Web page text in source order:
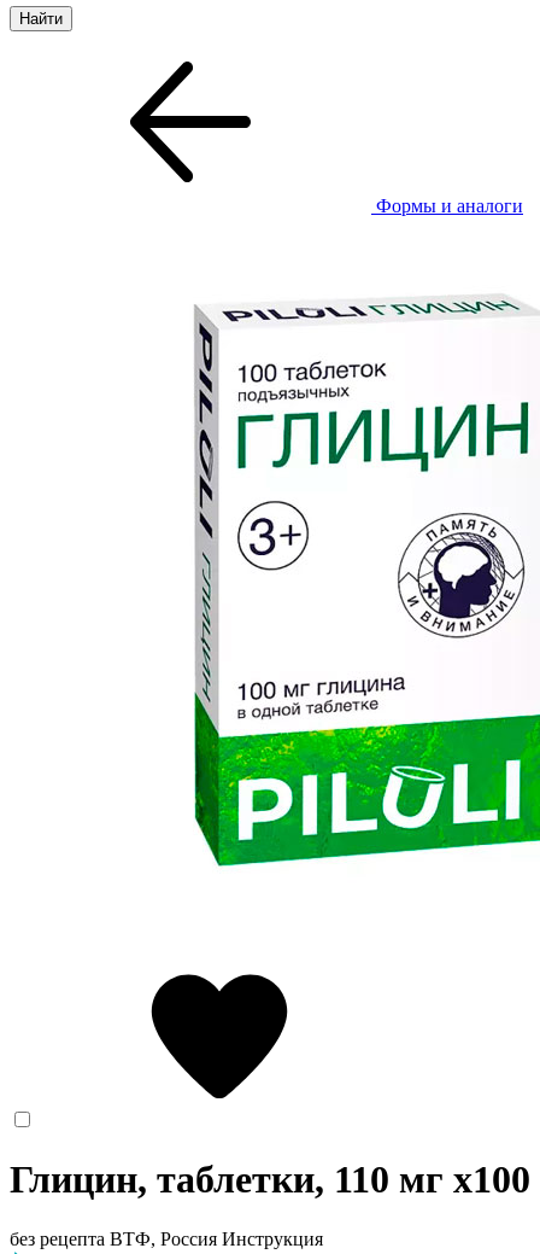
Формы и аналоги
Глицин, таблетки, 110 мг x100
без рецепта ВТФ, Россия Инструкция